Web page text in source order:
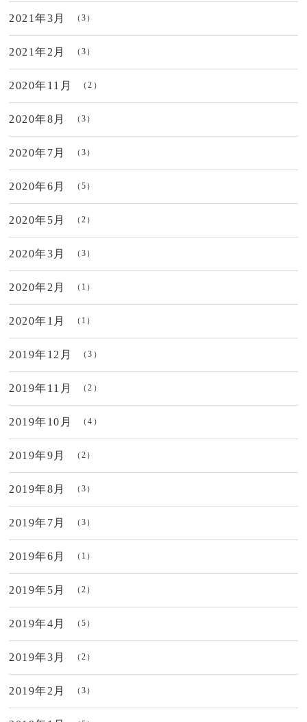
2021年3月 （3）
2021年2月 （3）
2020年11月 （2）
2020年8月 （3）
2020年7月 （3）
2020年6月 （5）
2020年5月 （2）
2020年3月 （3）
2020年2月 （1）
2020年1月 （1）
2019年12月 （3）
2019年11月 （2）
2019年10月 （4）
2019年9月 （2）
2019年8月 （3）
2019年7月 （3）
2019年6月 （1）
2019年5月 （2）
2019年4月 （5）
2019年3月 （2）
2019年2月 （3）